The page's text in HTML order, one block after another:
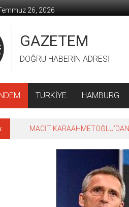
26, 2026
GAZETEM
DOĞRU HABERİN ADRESİ
TÜRKİYE HAMBURG
MACİT